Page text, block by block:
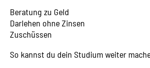
Beratung zu Geld
Darlehen ohne Zinsen
Zuschüssen
So kannst du dein Studium weiter